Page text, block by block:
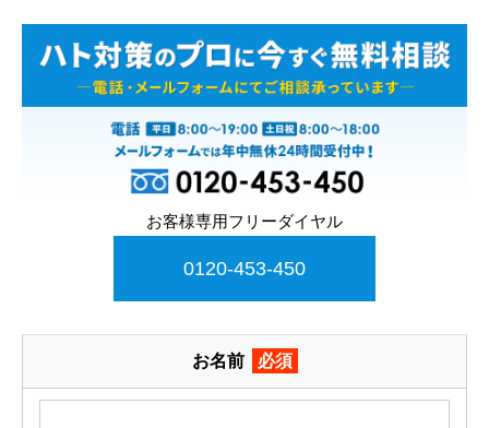
お客様専用フリーダイヤル
0120-453-450
お名前 必須